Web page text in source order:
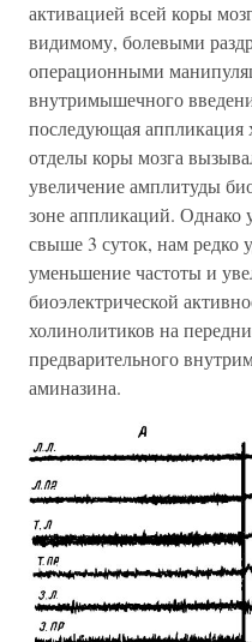
активацией всей коры
видимому, болевыми
операционными
внутримышечного
последующая аппликация
отделы коры мозга
увеличение амплитуды
зоне аппликаций.
свыше 3 суток, нам редко
уменьшение частоты и
биоэлектрической
холинолитиков на
предварительного
аминазина.